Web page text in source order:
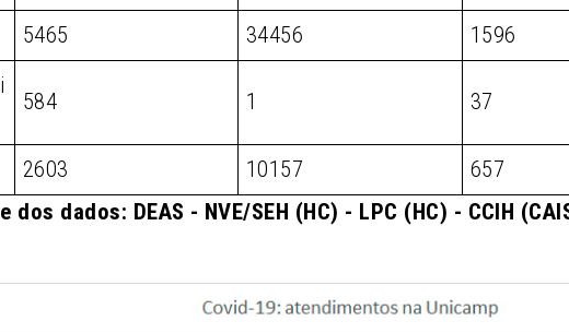
5465 34456 1596
584 1 37
2603 10157 657
dos dados: DEAS - NVE/SEH (HC) - LPC (HC) - CCIH